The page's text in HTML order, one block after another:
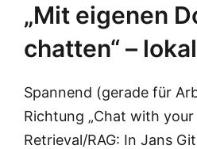
„Mit eigenen
chatten“ –
Spannend (gerade für
Richtung „Chat with
Retrieval/RAG: In Jans